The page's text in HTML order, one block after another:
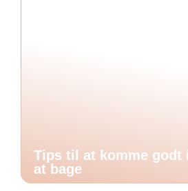
Tips til at komme godt
at bage